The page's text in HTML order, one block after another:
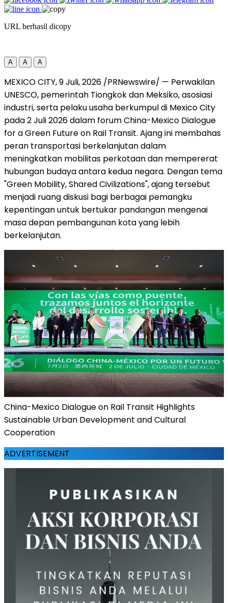
URL berhasil dicopy
A A A
MEXICO CITY,9 Juli, 2026 /PRNewswire/ — Perwakilan
UNESCO, pemerintah Tiongkok dan Meksiko, asosiasi
industri, serta pelaku usaha berkumpul di Mexico City
pada 2 Juli 2026 dalam forum China-Mexico Dialogue
for a Green Future on Rail Transit. Ajang ini membahas
peran transportasi berkelanjutan dalam
meningkatkan mobilitas perkotaan dan mempererat
hubungan budaya antara kedua negara. Dengan tema
"Green Mobility, Shared Civilizations", ajang tersebut
menjadi ruang diskusi bagi berbagai pemangku
kepentingan untuk bertukar pandangan mengenai
masa depan pembangunan kota yang lebih
berkelanjutan.
China-Mexico Dialogue on Rail Transit Highlights
Sustainable Urban Development and Cultural
Cooperation
ADVERTISEMENT